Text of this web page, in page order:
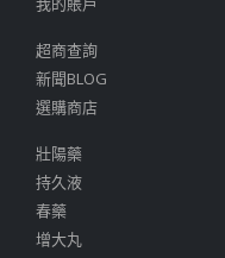
超商查詢
新聞BLOG
選購商店
壯陽藥
持久液
春藥
增大丸